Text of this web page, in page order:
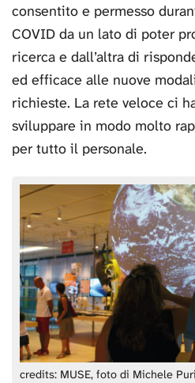
consentito e permesso
COVID da un lato di poter
ricerca e dall’altra di
ed efficace alle nuove
richieste. La rete veloce ci
sviluppare in modo molto
per tutto il personale.
credits: MUSE, foto di Michele